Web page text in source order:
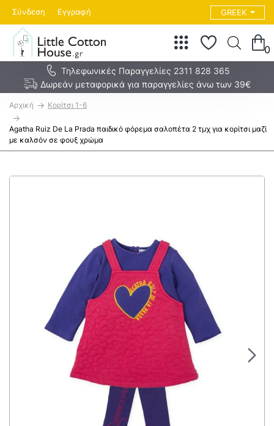
Σύνδεση Εγγραφή GREEK
0
Τηλεφωνικές Παραγγελίες 2311 828 365
Δωρεάν μεταφορικά για παραγγελίες άνω των 39€
m
e
Κορίτσι 1-6
Agatha Ruiz De La Prada παιδικό φόρεμα σαλοπέτα 2 τμχ για κορίτσι μαζί
με καλσόν σε φουξ χρώμα